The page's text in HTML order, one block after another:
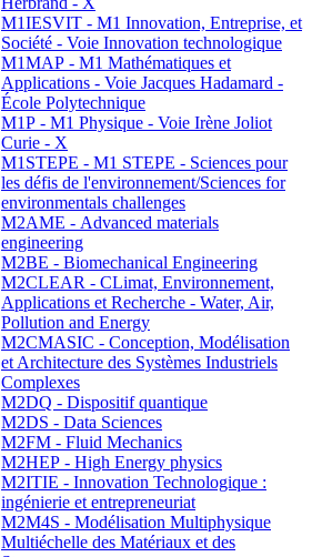
M1IESVIT - M1 Innovation, Entreprise, et
Société - Voie Innovation technologique
M1MAP - M1 Mathématiques et
Applications - Voie Jacques Hadamard -
École Polytechnique
M1P - M1 Physique - Voie Irène Joliot
Curie - X
M1STEPE - M1 STEPE - Sciences pour
les défis de l'environnement/Sciences for
environmentals challenges
M2AME - Advanced materials
engineering
M2BE - Biomechanical Engineering
M2CLEAR - CLimat, Environnement,
Applications et Recherche - Water, Air,
Pollution and Energy
M2CMASIC - Conception, Modélisation
et Architecture des Systèmes Industriels
Complexes
M2DQ - Dispositif quantique
M2DS - Data Sciences
M2FM - Fluid Mechanics
M2HEP - High Energy physics
M2ITIE - Innovation Technologique :
ingénierie et entrepreneuriat
M2M4S - Modélisation Multiphysique
Multiéchelle des Matériaux et des